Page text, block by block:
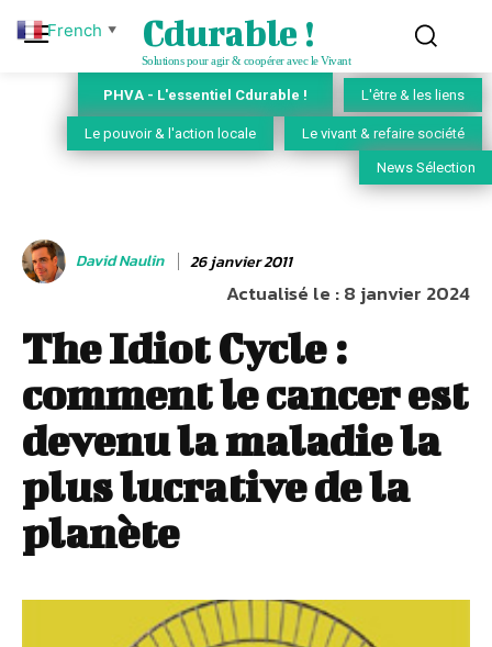
Cdurable !
Solutions pour agir & coopérer avec le Vivant
PHVA - L'essentiel Cdurable ! L'être & les liens
Le pouvoir & l'action locale Le vivant & refaire société
News Sélection
David Naulin 26 janvier 2011
Actualisé le :8 janvier 2024
The Idiot Cycle :
comment le cancer est
devenu la maladie la
plus lucrative de la
planète
French ▼